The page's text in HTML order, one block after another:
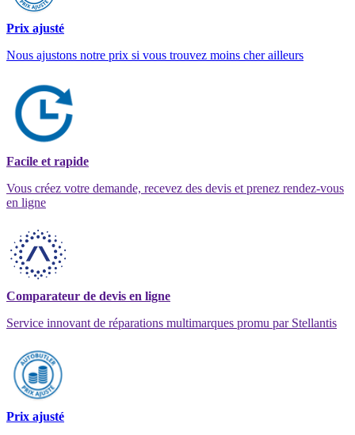
Prix ajusté
Nous ajustons notre prix si vous trouvez moins cher ailleurs
Facile et rapide
Vous créez votre demande, recevez des devis et prenez rendez-vous
en ligne
Comparateur de devis en ligne
Service innovant de réparations multimarques promu par Stellantis
Prix ajusté